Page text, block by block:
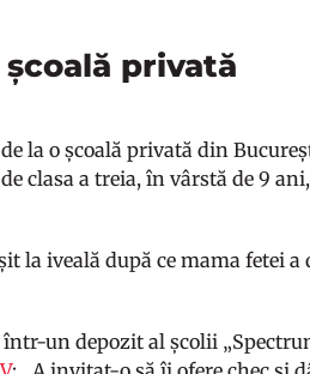
privată
la o școală privată din
clasa a treia, în vârstă de 9
la iveală după ce mama fetei a
un depozit al școlii